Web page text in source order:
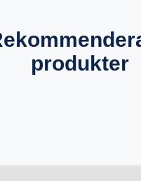
produkter